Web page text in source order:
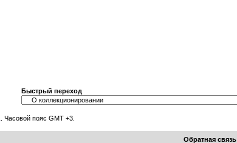
Быстрый переход
. Часовой пояс GMT +3.
Обратная связь